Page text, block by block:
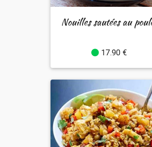
Nouilles sautées au
17.90 €